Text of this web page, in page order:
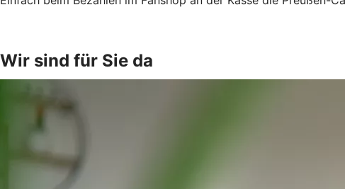
Wir sind für Sie da